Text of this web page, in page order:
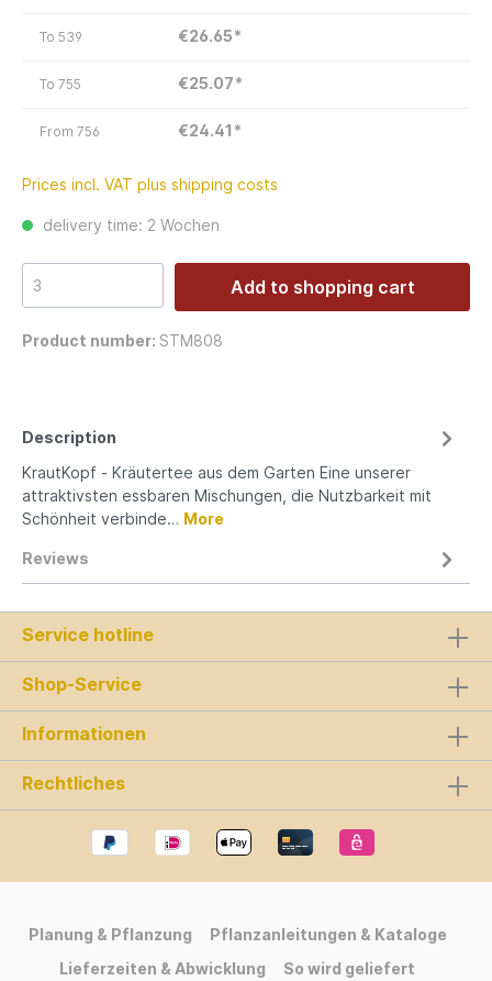
To 539 €26.65*
To 755 €25.07*
From 756 €24.41*
Prices incl. VAT plus shipping costs
delivery time: 2 Wochen
Add to shopping cart
Product number: STM808
Description
KrautKopf - Kräutertee aus dem Garten Eine unserer
attraktivsten essbaren Mischungen, die Nutzbarkeit mit
Schönheit verbinde… More
Reviews
Service hotline
Shop-Service
Informationen
Rechtliches
Planung & Pflanzung
Pflanzanleitungen & Kataloge
Lieferzeiten & Abwicklung
So wird geliefert